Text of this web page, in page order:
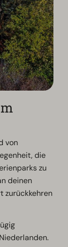
von
die
zu
deinen
zurückkehren